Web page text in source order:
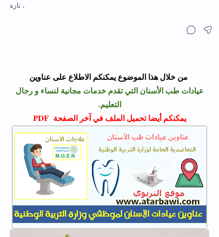
، تازة
من خلال هذا الموضوع يمكنكم الاطلاع على عناوين
عيادات طب الأسنان التي تقدم خدمات مجانية لنساء و رجال
التعليم.
يمكنكم أيضا تحميل الملف في آخر الصفحة PDF